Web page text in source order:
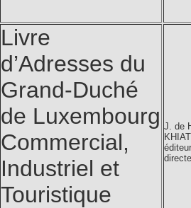
Livre
d’Adresses du
Grand-Duché
de Luxembourg
Commercial,
Industriel et
Touristique
J. de